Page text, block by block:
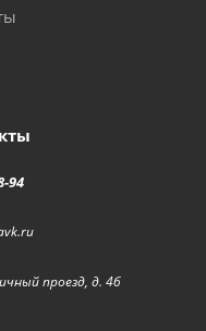
94
проезд, д. 4б